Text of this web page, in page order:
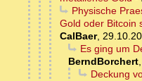
Physische
Gold oder Bitcoin
CalBaer,
Es ging um
BerndBorchert,
Deckung